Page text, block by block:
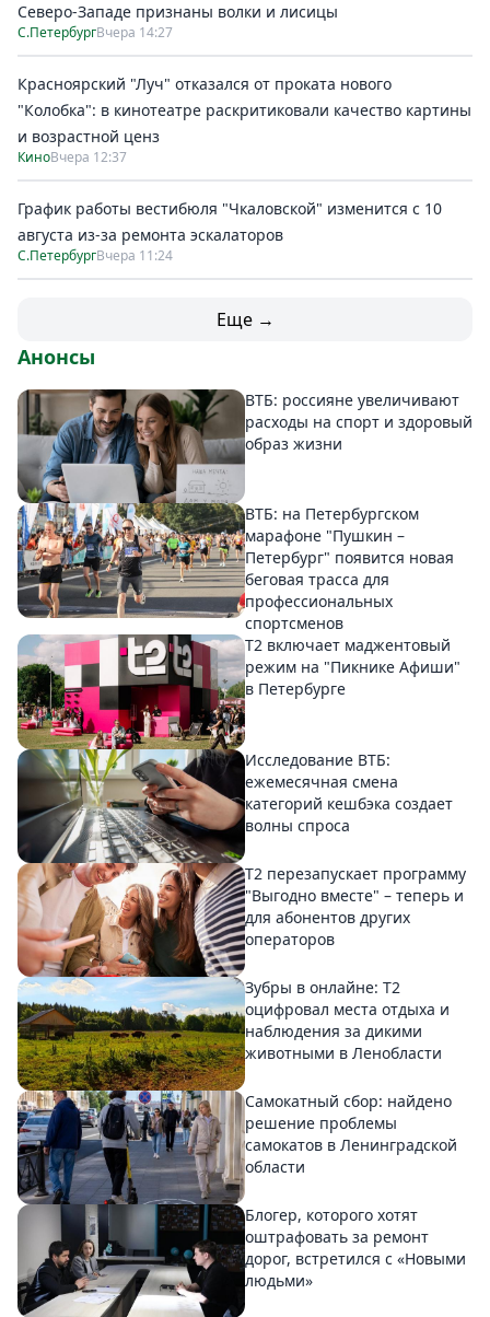
Северо-Западе признаны волки и лисицы
С.ПетербургВчера 14:27
Красноярский "Луч" отказался от проката нового
"Колобка": в кинотеатре раскритиковали качество картины
и возрастной ценз
КиноВчера 12:37
График работы вестибюля "Чкаловской" изменится с 10
августа из-за ремонта эскалаторов
С.ПетербургВчера 11:24
Еще →
Анонсы
ВТБ: россияне увеличивают
расходы на спорт и здоровый
образ жизни
ВТБ: на Петербургском
марафоне "Пушкин –
Петербург" появится новая
беговая трасса для
профессиональных
спортсменов
Т2 включает маджентовый
режим на "Пикнике Афиши"
в Петербурге
Исследование ВТБ:
ежемесячная смена
категорий кешбэка создает
волны спроса
Т2 перезапускает программу
"Выгодно вместе" – теперь и
для абонентов других
операторов
Зубры в онлайне: Т2
оцифровал места отдыха и
наблюдения за дикими
животными в Ленобласти
Самокатный сбор: найдено
решение проблемы
самокатов в Ленинградской
области
Блогер, которого хотят
оштрафовать за ремонт
дорог, встретился с «Новыми
людьми»